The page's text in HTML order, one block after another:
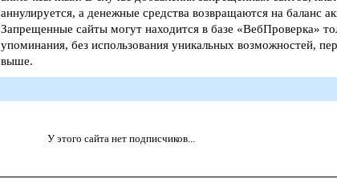
аннулируется, а денежные средства возвращаются на баланс
Запрещенные сайты могут находится в базе «ВебПроверка»
упоминания, без использования уникальных возможностей,
выше.
У этого сайта нет подписчиков...